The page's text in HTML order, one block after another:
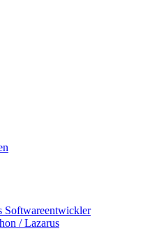
Softwareentwickler
/ Lazarus